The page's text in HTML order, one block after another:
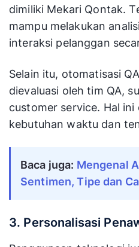
dimiliki Mekari Qontak.
mampu melakukan
interaksi pelanggan
Selain itu, otomatisasi
dievaluasi oleh tim QA,
customer service. Hal
kebutuhan waktu dan
Baca juga: Mengenal
Sentimen, Tipe dan
3. Personalisasi